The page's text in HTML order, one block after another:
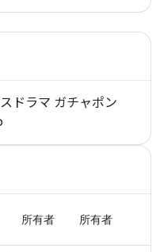
ドラマ ガチャポン
所有者 所有者